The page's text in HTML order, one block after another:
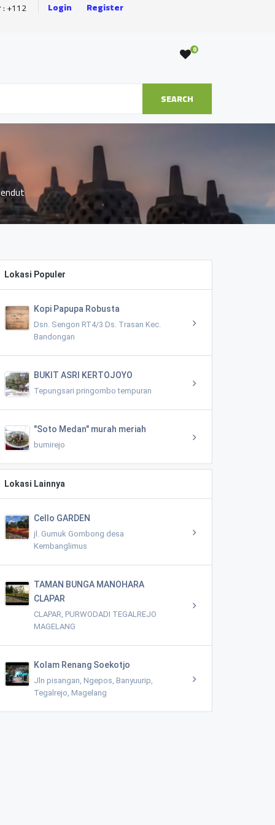
: +112 Login Register
0
SEARCH
Lokasi Populer
Kopi Papupa Robusta
Dsn. Sengon RT4/3 Ds. Trasan Kec.
Bandongan
BUKIT ASRI KERTOJOYO
Tepungsari pringombo tempuran
"Soto Medan" murah meriah
bumirejo
Lokasi Lainnya
Cello GARDEN
jl. Gumuk Gombong desa
Kembanglimus
TAMAN BUNGA MANOHARA
CLAPAR
CLAPAR, PURWODADI TEGALREJO
MAGELANG
Kolam Renang Soekotjo
Jln pisangan, Ngepos, Banyuurip,
Tegalrejo, Magelang